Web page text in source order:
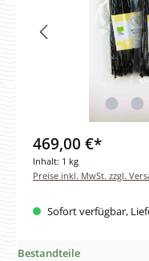
469,00 €*
Inhalt: 1 kg
Preise inkl. MwSt. zzgl.
Sofort verfügbar,
Bestandteile